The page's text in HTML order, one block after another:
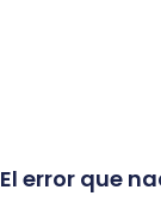
El error que